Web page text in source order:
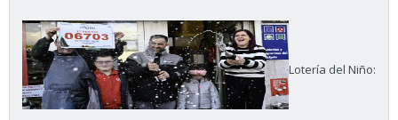
Lotería del Niño: